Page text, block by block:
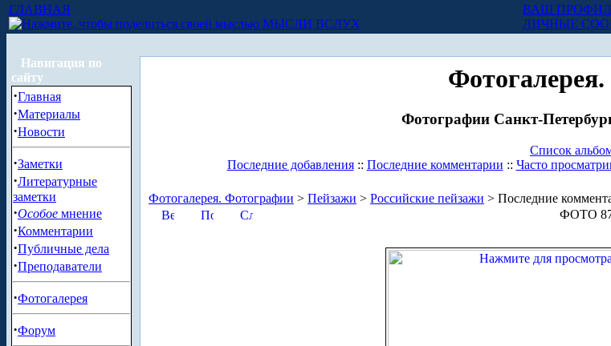
ГЛАВНАЯ
МЫСЛИ ВСЛУХ
ВАШ
ЛИЧНЫЕ
Навигация по
сайту
·Главная
·Материалы
·Новости
·Заметки
·Литературные
заметки
·Особое мнение
·Комментарии
·Публичные дела
·Преподаватели
·Фотогалерея
·Форум
Фотографии Санкт-
Список
Последние добавления:: Последние комментарии :: Часто
Фотогалерея. Фотографии > Пейзажи > Российские пейзажи > Последние
ФОТО 87